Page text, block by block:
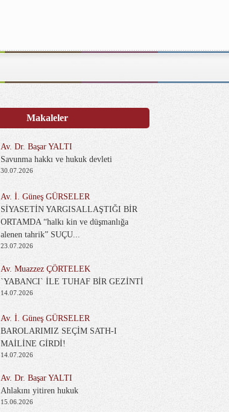
Makaleler
Av. Dr. Başar YALTI
Savunma hakkı ve hukuk devleti
30.07.2026
Av. İ. Güneş GÜRSELER
SİYASETİN YARGISALLAŞTIĞI BİR
ORTAMDA “halkı kin ve düşmanlığa
alenen tahrik” SUÇU...
23.07.2026
Av. Muazzez ÇÖRTELEK
`YABANCI` İLE TUHAF BİR GEZİNTİ
14.07.2026
Av. İ. Güneş GÜRSELER
BAROLARIMIZ SEÇİM SATH-I
MAİLİNE GİRDİ!
14.07.2026
Av. Dr. Başar YALTI
Ahlakını yitiren hukuk
15.06.2026